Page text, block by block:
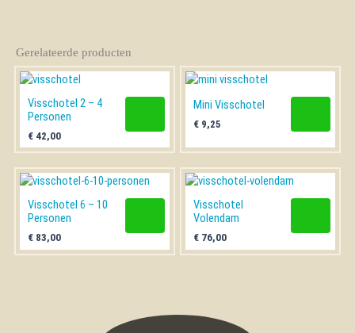
Gerelateerde producten
Visschotel 2 – 4
Personen
€ 42,00
Mini Visschotel
€ 9,25
Visschotel 6 – 10
Personen
€ 83,00
Visschotel
Volendam
€ 76,00